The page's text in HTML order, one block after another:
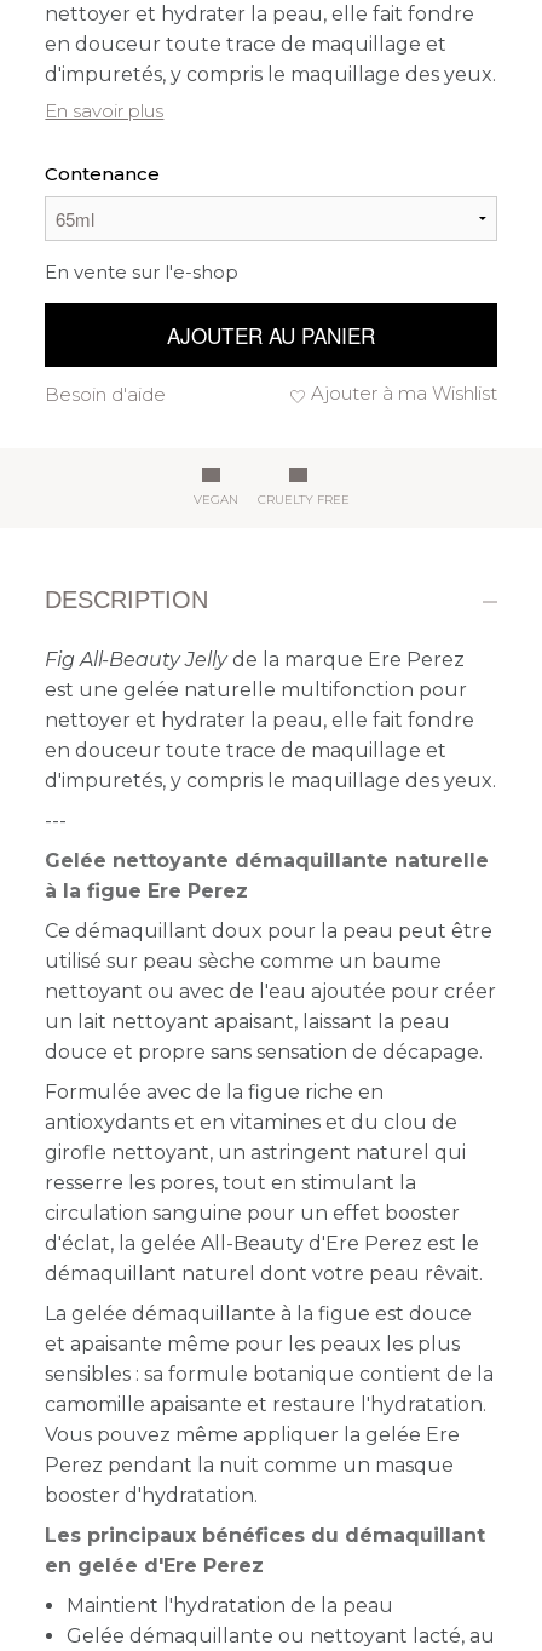
nettoyer et hydrater la peau, elle fait fondre
en douceur toute trace de maquillage et
d'impuretés, y compris le maquillage des yeux.
En savoir plus
Contenance
En vente sur l'e-shop
AJOUTER AU PANIER
Ajouter à ma Wishlist
Besoin d'aide
VEGAN CRUELTY FREE
DESCRIPTION
Fig All-Beauty Jellyde la marque Ere Perez
est une gelée naturelle multifonction pour
nettoyer et hydrater la peau, elle fait fondre
en douceur toute trace de maquillage et
d'impuretés, y compris le maquillage des yeux.
---
Gelée nettoyante démaquillante naturelle
à la figue Ere Perez
Ce démaquillant doux pour la peau peut être
utilisé sur peau sèche comme un baume
nettoyant ou avec de l'eau ajoutée pour créer
un lait nettoyant apaisant, laissant la peau
douce et propre sans sensation de décapage.
Formulée avec de la figue riche en
antioxydants et en vitamines et du clou de
girofle nettoyant, un astringent naturel qui
resserre les pores, tout en stimulant la
circulation sanguine pour un effet booster
d'éclat, la gelée All-Beauty d'Ere Perez est le
démaquillant naturel dont votre peau rêvait.
La gelée démaquillante à la figue est douce
et apaisante même pour les peaux les plus
sensibles : sa formule botanique contient de la
camomille apaisante et restaure l'hydratation.
Vous pouvez même appliquer la gelée Ere
Perez pendant la nuit comme un masque
booster d'hydratation.
Les principaux bénéfices du démaquillant
en gelée d'Ere Perez
Maintient l'hydratation de la peau
Gelée démaquillante ou nettoyant lacté, au